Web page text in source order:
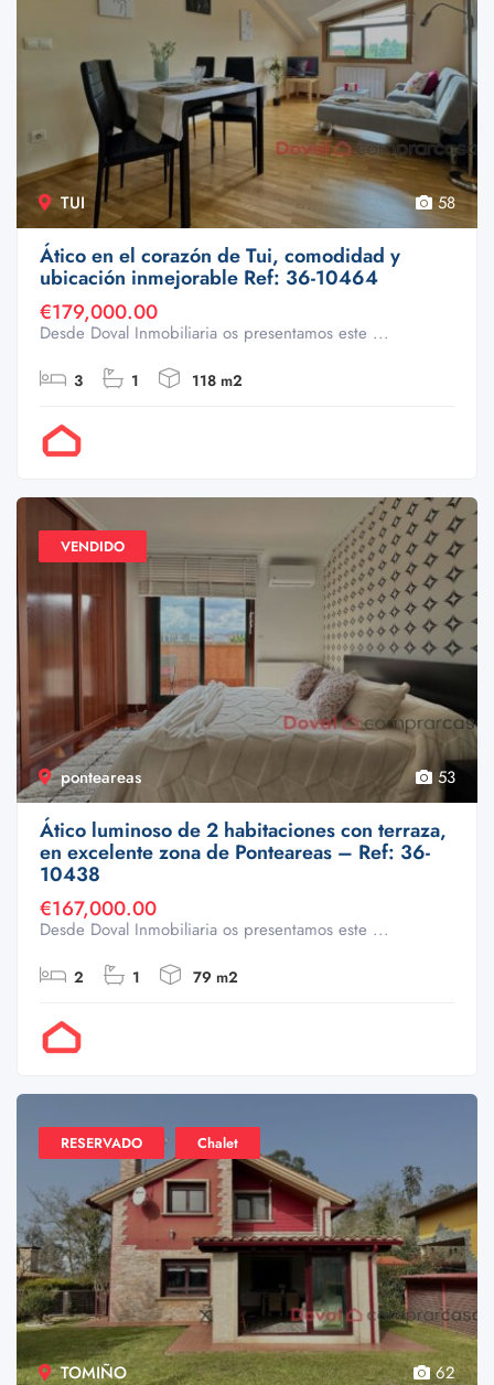
TUI 58
Ático en el corazón de Tui, comodidad y
ubicación inmejorable Ref: 36-10464
€179,000.00
Desde Doval Inmobiliaria os presentamos este ...
3 1 118 m2
ponteareas
VENDIDO
53
Ático luminoso de 2 habitaciones con terraza,
en excelente zona de Ponteareas – Ref: 36-
10438
€167,000.00
Desde Doval Inmobiliaria os presentamos este ...
2 1 79 m2
TOMIÑO
RESERVADO Chalet
62